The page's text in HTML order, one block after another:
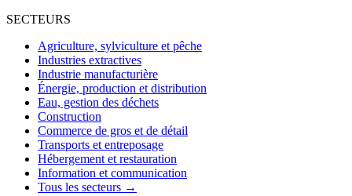
SECTEURS
Agriculture, sylviculture et pêche
Industries extractives
Industrie manufacturière
Énergie, production et distribution
Eau, gestion des déchets
Construction
Commerce de gros et de détail
Transports et entreposage
Hébergement et restauration
Information et communication
Tous les secteurs →